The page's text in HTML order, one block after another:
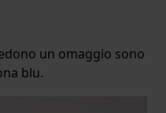
un omaggio sono
blu.